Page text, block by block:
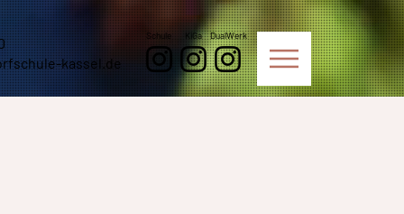
kassel.de
DualWerk
Schule KiGa